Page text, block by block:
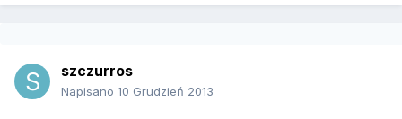
szczurros
Napisano 10 Grudzień 2013